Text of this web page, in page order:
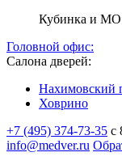
Кубинка и МО
Головной офис:
Салона дверей:
Нахимовский
Ховрино
+7 (495) 374-73-35 с
info@medver.ru